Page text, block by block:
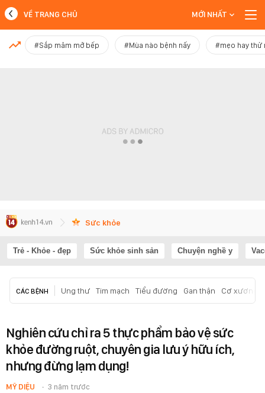
MỚI NHẤT
VỀ TRANG CHỦ MỚI NHẤT
#Sắp mâm mở bếp #Mùa nào bệnh nấy #mẹo hay thử
Sức khỏe
Trẻ - Khỏe - đẹp Sức khỏe sinh sản Chuyện nghề y
CÁC BỆNH Ung thư Tim mạch Tiểu đường Gan thận Cơ xương
Nghiên cứu chỉ ra 5 thực phẩm bảo vệ sức
khỏe đường ruột, chuyên gia lưu ý hữu ích,
nhưng đừng lạm dụng!
MỸ DIỆU 3 năm trước